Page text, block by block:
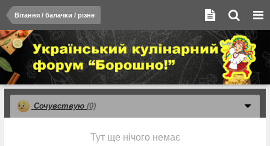
Вітання / балачки / різне
Сочувствую (0)
Тут ще нічого немає